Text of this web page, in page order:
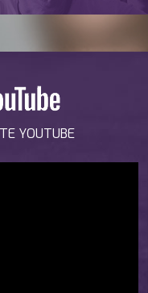
YOUTUBE